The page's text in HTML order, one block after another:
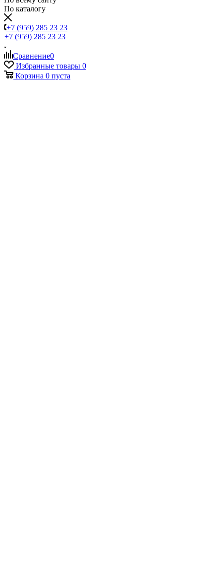
По каталогу
+7 (959) 285 23 23
+7 (959) 285 23 23
Сравнение0
Избранные товары 0
Корзина 0 пуста